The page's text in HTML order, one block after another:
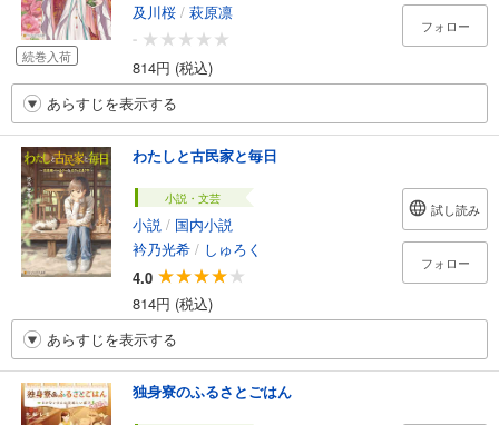
続巻入荷
及川桜 / 萩原凛
-
814円 (税込)
フォロー
あらすじを表示する
わたしと古民家と毎日
小説・文芸
小説 / 国内小説
衿乃光希 / しゅろく
4.0
814円 (税込)
試し読み
フォロー
あらすじを表示する
独身寮のふるさとごはん